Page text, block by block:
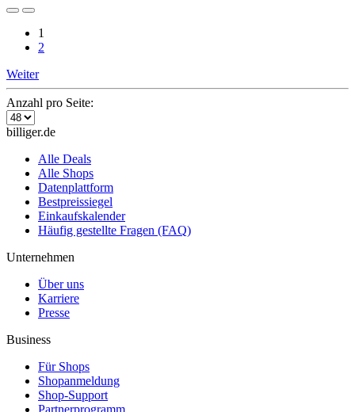
1
2
Weiter
Anzahl pro Seite:
billiger.de
Alle Deals
Alle Shops
Datenplattform
Bestpreissiegel
Einkaufskalender
Häufig gestellte Fragen (FAQ)
Unternehmen
Über uns
Karriere
Presse
Business
Für Shops
Shopanmeldung
Shop-Support